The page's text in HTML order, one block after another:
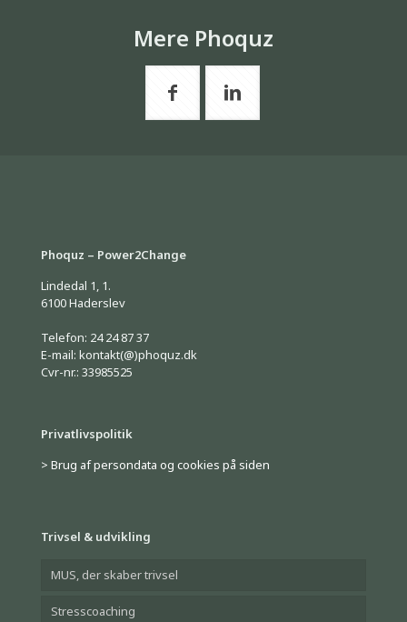
Mere Phoquz
Phoquz – Power2Change
Lindedal 1, 1.
6100 Haderslev
Telefon: 24 24 87 37
E-mail: kontakt(@)phoquz.dk
Cvr-nr.: 33985525
Privatlivspolitik
> Brug af persondata og cookies på siden
Trivsel & udvikling
MUS, der skaber trivsel
Stresscoaching